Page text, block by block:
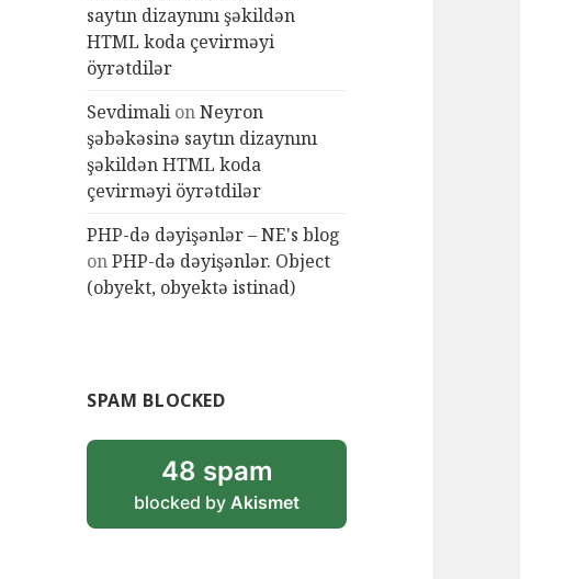
saytın dizaynını şəkildən
HTML koda çevirməyi
öyrətdilər
Sevdimali onNeyron
şəbəkəsinə saytın dizaynını
şəkildən HTML koda
çevirməyi öyrətdilər
PHP-də dəyişənlər – NE's blog
onPHP-də dəyişənlər. Object
(obyekt, obyektə istinad)
SPAM BLOCKED
48 spam
blocked byAkismet